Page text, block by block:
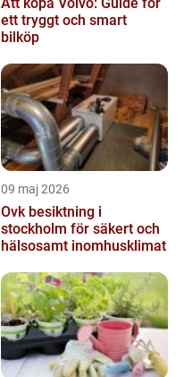
ett tryggt och smart
bilköp
09 maj 2026
Ovk besiktning i
stockholm för säkert och
hälsosamt inomhusklimat